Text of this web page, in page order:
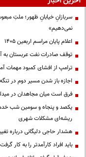
سربازانِ خیابانِ ظهور؛ ملتِ
نمی‌دهیم»
اعلام پایان مراسم اربعین ۱۴۰۵
توقف صادرات نفت عربستان به
ترامپ از افشای کمبود مهمات
اجازه باز شدن مسیر دوم در
فرق است میان مجاهدان در
یکصد و پنجاه و سومین شب
ریشه‌ای مشکلات شهری
هشدار حاجی دلیگانی درباره
باید افراد کارآمدتر را به